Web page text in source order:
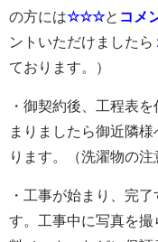
の方には☆☆☆と コメ
ントいただけましたら
ております。）
・御契約後、工程表
まりましたら御近隣
ります。（洗濯物の注
・工事が始まり、完
す。工事中に写真を